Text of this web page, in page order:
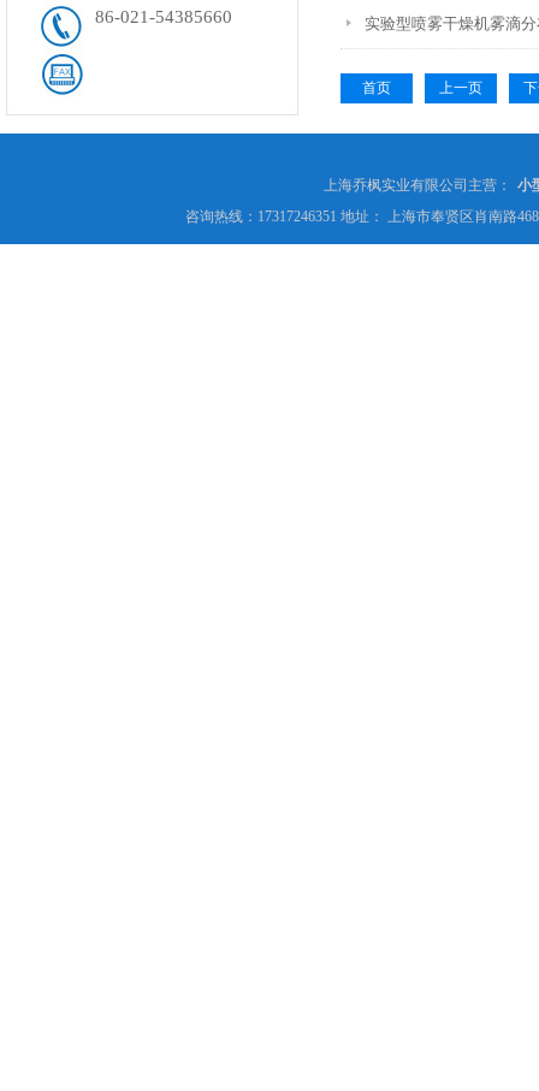
86-021-54385660 实验型喷雾干燥机雾滴
首页 上一页
上海乔枫实业有限公司主营：
小
咨询热线：17317246351 地址： 上海市奉贤区肖南路